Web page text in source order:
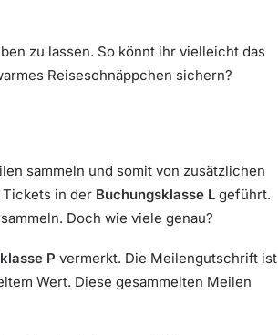
zu lassen. So könnt ihr vielleicht das
Reiseschnäppchen sichern?
sammeln und somit von zusätzlichen
Tickets in der Buchungsklasse L geführt.
sammeln. Doch wie viele genau?
P vermerkt. Die Meilengutschrift ist
Wert. Diese gesammelten Meilen